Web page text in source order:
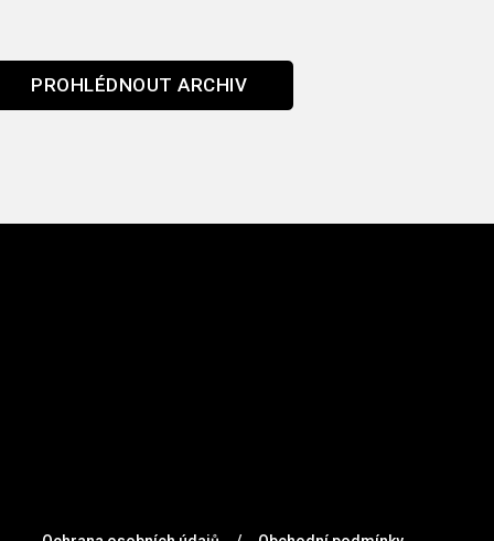
PROHLÉDNOUT ARCHIV